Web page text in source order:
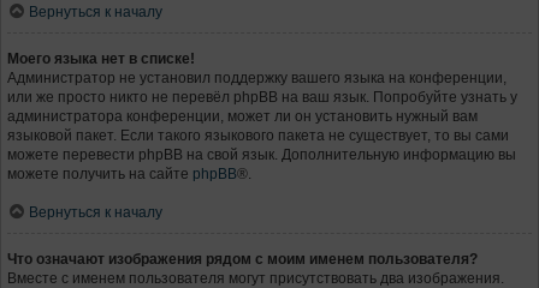
Вернуться к началу
Моего языка нет в списке!
Администратор не установил поддержку вашего языка на конференции,
или же просто никто не перевёл phpBB на ваш язык. Попробуйте узнать у
администратора конференции, может ли он установить нужный вам
языковой пакет. Если такого языкового пакета не существует, то вы сами
можете перевести phpBB на свой язык. Дополнительную информацию вы
можете получить на сайте phpBB®.
Вернуться к началу
Что означают изображения рядом с моим именем пользователя?
Вместе с именем пользователя могут присутствовать два изображения.